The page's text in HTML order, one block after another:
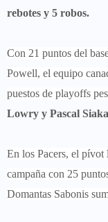
rebotes y 5 robos.
Con 21 puntos del
Powell, el equipo
puestos de playoffs
Lowry y Pascal
En los Pacers, el pívot
campaña con 25
Domantas Sabonis